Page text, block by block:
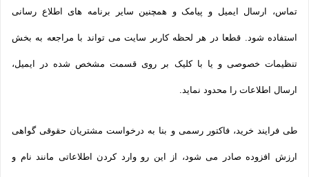
تماس، ارسال ایمیل و پیامک و همچنین سایر برنامه های اطلاع رسانی
استفاده شود. قطعا در هر لحظه کاربر سایت می تواند با مراجعه به بخش
تنظیمات خصوصی و یا با کلیک بر روی قسمت مشخص شده در ایمیل،
ارسال اطلاعات را محدود نماید.
طی فرایند خرید، فاکتور رسمی و بنا به درخواست مشتریان حقوقی گواهی
ارزش افزوده صادر می شود، از این رو وارد کردن اطلاعاتی مانند نام و